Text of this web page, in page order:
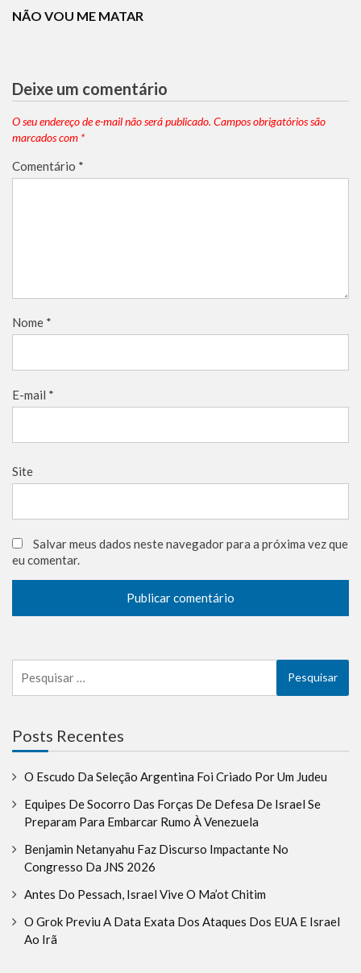
NÃO VOU ME MATAR
Deixe um comentário
O seu endereço de e-mail não será publicado. Campos obrigatórios são
marcados com *
Comentário *
Nome *
E-mail *
Site
Salvar meus dados neste navegador para a próxima vez que
eu comentar.
por:
Posts Recentes
O Escudo Da Seleção Argentina Foi Criado Por Um Judeu
Equipes De Socorro Das Forças De Defesa De Israel Se
Preparam Para Embarcar Rumo À Venezuela
Benjamin Netanyahu Faz Discurso Impactante No
Congresso Da JNS 2026
Antes Do Pessach, Israel Vive O Ma’ot Chitim
O Grok Previu A Data Exata Dos Ataques Dos EUA E Israel
Ao Irã